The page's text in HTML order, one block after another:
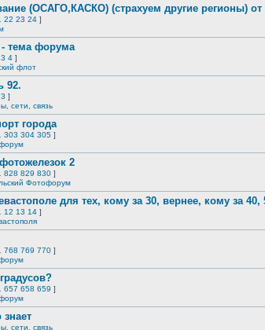
(ОСАГО,КАСКО) (страхуем другие регионы)
22 23 24 ]
- тема форума
3 4 ]
флот
92.
3 ]
сети, связь
города
303 304 305 ]
2
828 829 830 ]
Фотофорум
для тех, кому за 30, вернее, кому за 40,
12 13 14 ]
768 769 770 ]
657 658 659 ]
знает
сети, связь